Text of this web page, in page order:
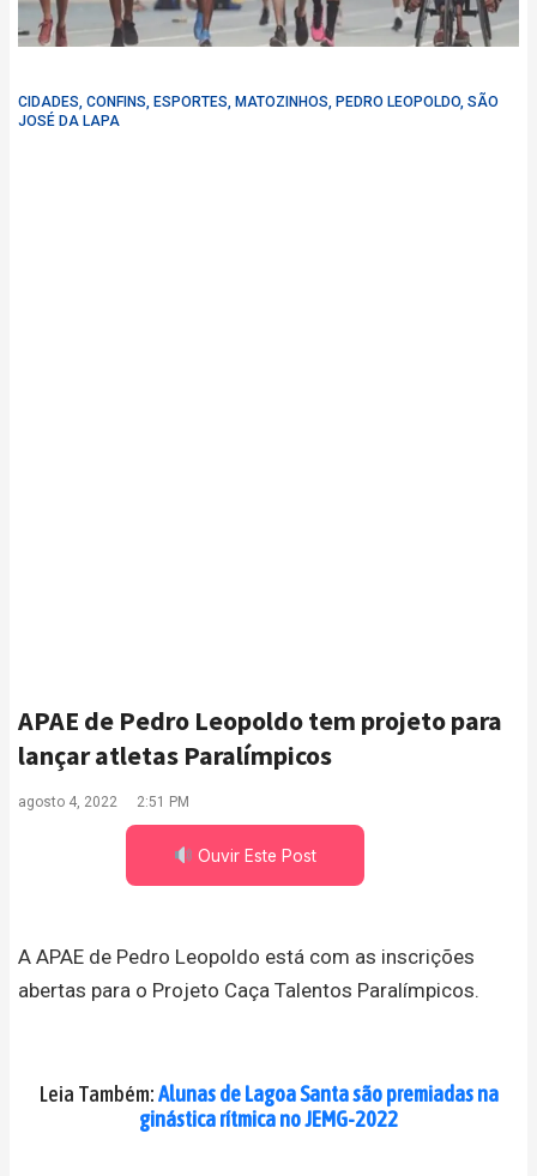
CIDADES, CONFINS, ESPORTES, MATOZINHOS, PEDRO LEOPOLDO, SÃO
JOSÉ DA LAPA
APAE de Pedro Leopoldo tem projeto para
lançar atletas Paralímpicos
agosto 4, 2022 2:51 PM
Ouvir Este Post
A APAE de Pedro Leopoldo está com as inscrições
abertas para o Projeto Caça Talentos Paralímpicos.
Leia Também:Alunas de Lagoa Santa são premiadas na
ginástica rítmica no JEMG-2022